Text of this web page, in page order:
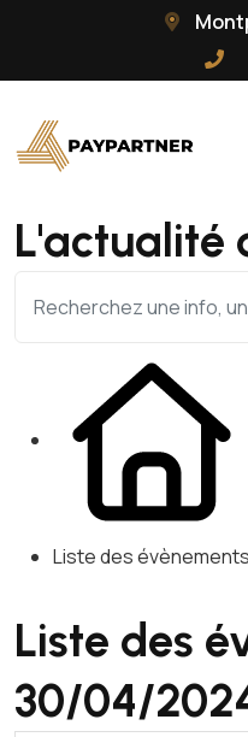
L'actualité
Liste des évènements
Liste des
30/04/